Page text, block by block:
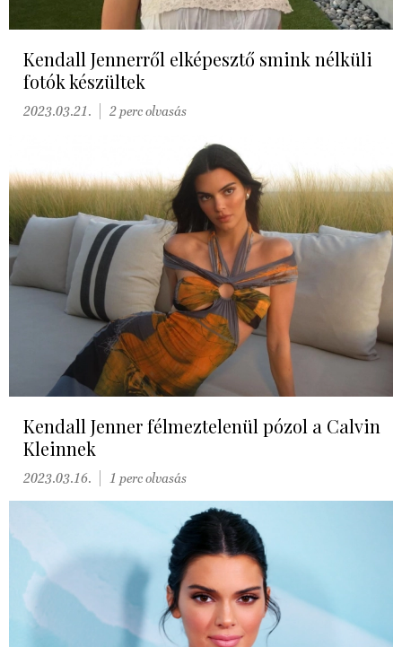
Kendall Jennerről elképesztő smink nélküli
fotók készültek
2023.03.21. 2 perc olvasás
Kendall Jenner félmeztelenül pózol a Calvin
Kleinnek
2023.03.16. 1 perc olvasás